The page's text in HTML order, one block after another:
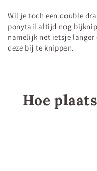
Wil je toch een double
ponytail altijd nog
namelijk net ietsje
deze bij te knippen.
Hoe